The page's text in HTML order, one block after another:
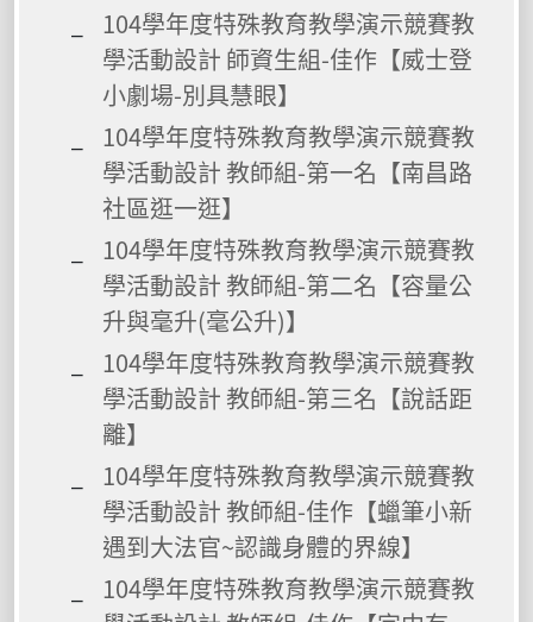
104學年度特殊教育教學演示競賽教
學活動設計 師資生組-佳作【威士登
小劇場-別具慧眼】
104學年度特殊教育教學演示競賽教
學活動設計 教師組-第一名【南昌路
社區逛一逛】
104學年度特殊教育教學演示競賽教
學活動設計 教師組-第二名【容量公
升與毫升(毫公升)】
104學年度特殊教育教學演示競賽教
學活動設計 教師組-第三名【說話距
離】
104學年度特殊教育教學演示競賽教
學活動設計 教師組-佳作【蠟筆小新
遇到大法官~認識身體的界線】
104學年度特殊教育教學演示競賽教